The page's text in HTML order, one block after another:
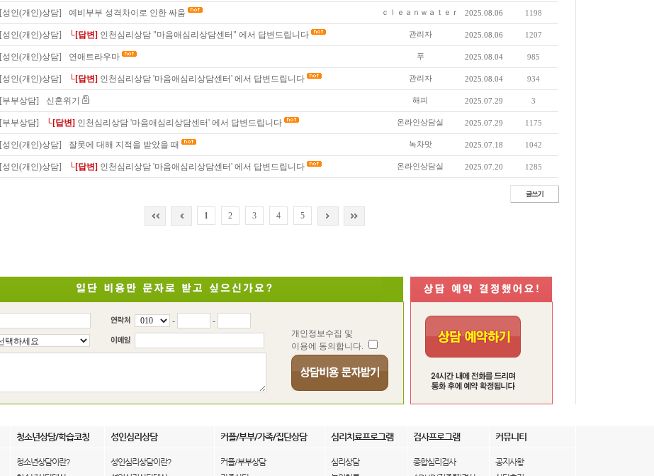
[성인(개인)상담] 예비부부 성격차이로 인한 싸움 ｃｌｅａｎｗａｔｅｒ 2025.08.06 1198
[성인(개인)상담] └[답변] 인천심리상담 "마음애심리상담센터" 에서 답변드립니다 관리자 2025.08.06 1207
[성인(개인)상담] 연애트라우마 푸 2025.08.04 985
[성인(개인)상담] └[답변] 인천심리상담 '마음애심리상담센터' 에서 답변드립니다 관리자 2025.08.04 934
[부부상담] 신혼위기 해피 2025.07.29 3
[부부상담] └[답변] 인천심리상담 '마음애심리상담센터' 에서 답변드립니다 온라인상담실 2025.07.29 1175
[성인(개인)상담] 잘못에 대해 지적을 받았을 때 녹차맛 2025.07.18 1042
[성인(개인)상담] └[답변] 인천심리상담 '마음애심리상담센터' 에서 답변드립니다 온라인상담실 2025.07.20 1285
1 2 3 4 5
-
-
개인정보수집 및
이용에 동의합니다.
청소년상담/학습코칭 성인심리상담 커플/부부/가족/집단상담 심리치료프로그램 검사프로그램 커뮤니티
청소년상담이란?
성인심리상담이란?
커플/부부상담
심리상담
종합심리검사
공지사항